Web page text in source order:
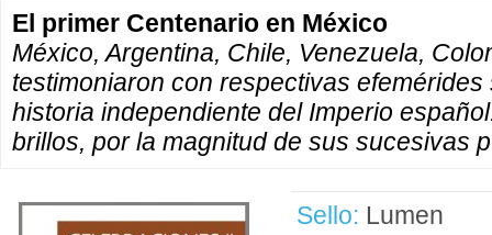
El primer Centenario en México
México, Argentina, Chile, Venezuela,
testimoniaron con respectivas
historia independiente del Imperio
brillos, por la magnitud de sus sucesivas
Sello: Lumen